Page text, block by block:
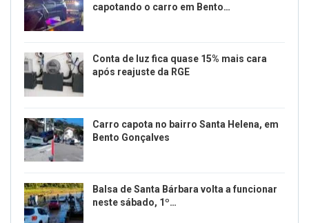
capotando o carro em Bento…
Conta de luz fica quase 15% mais cara
após reajuste da RGE
Carro capota no bairro Santa Helena, em
Bento Gonçalves
Balsa de Santa Bárbara volta a funcionar
neste sábado, 1º…